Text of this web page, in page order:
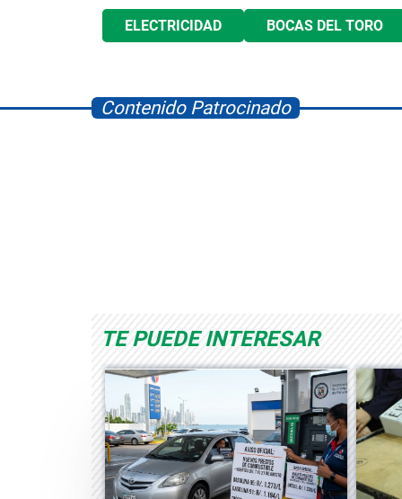
ELECTRICIDAD BOCAS DEL TORO
Contenido Patrocinado
TE PUEDE INTERESAR